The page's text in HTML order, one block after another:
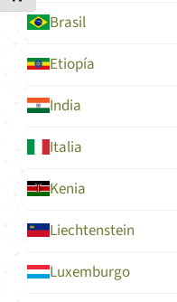
Brasil
Etiopía
India
Italia
Kenia
Liechtenstein
Luxemburgo